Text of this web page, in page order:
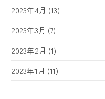
2023年4月 (13)
2023年3月 (7)
2023年2月 (1)
2023年1月 (11)